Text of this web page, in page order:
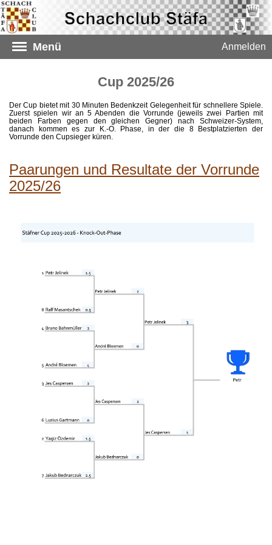
Menü Anmelden
Cup 2025/26
Der Cup bietet mit 30 Minuten Bedenkzeit Gelegenheit für schnellere Spiele.
Zuerst spielen wir an 5 Abenden die Vorrunde (jeweils zwei Partien mit
beiden Farben gegen den gleichen Gegner) nach Schweizer-System,
danach kommen es zur K.-O. Phase, in der die 8 Bestplatzierten der
Vorrunde den Cupsieger küren.
Paarungen und Resultate der Vorrunde
2025/26